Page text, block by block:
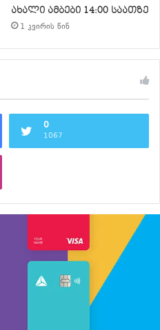
ახალი ამბები 14:00 საათზე
1 კვირის წინ
0
1067